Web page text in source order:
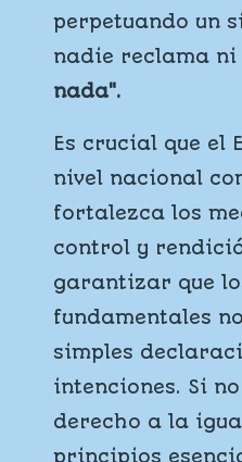
perpetuando un
nadie reclama
nada".
Es crucial que el
nivel nacional
fortalezca los
control y
garantizar que
fundamentales
simples
intenciones. Si
derecho a la
principios